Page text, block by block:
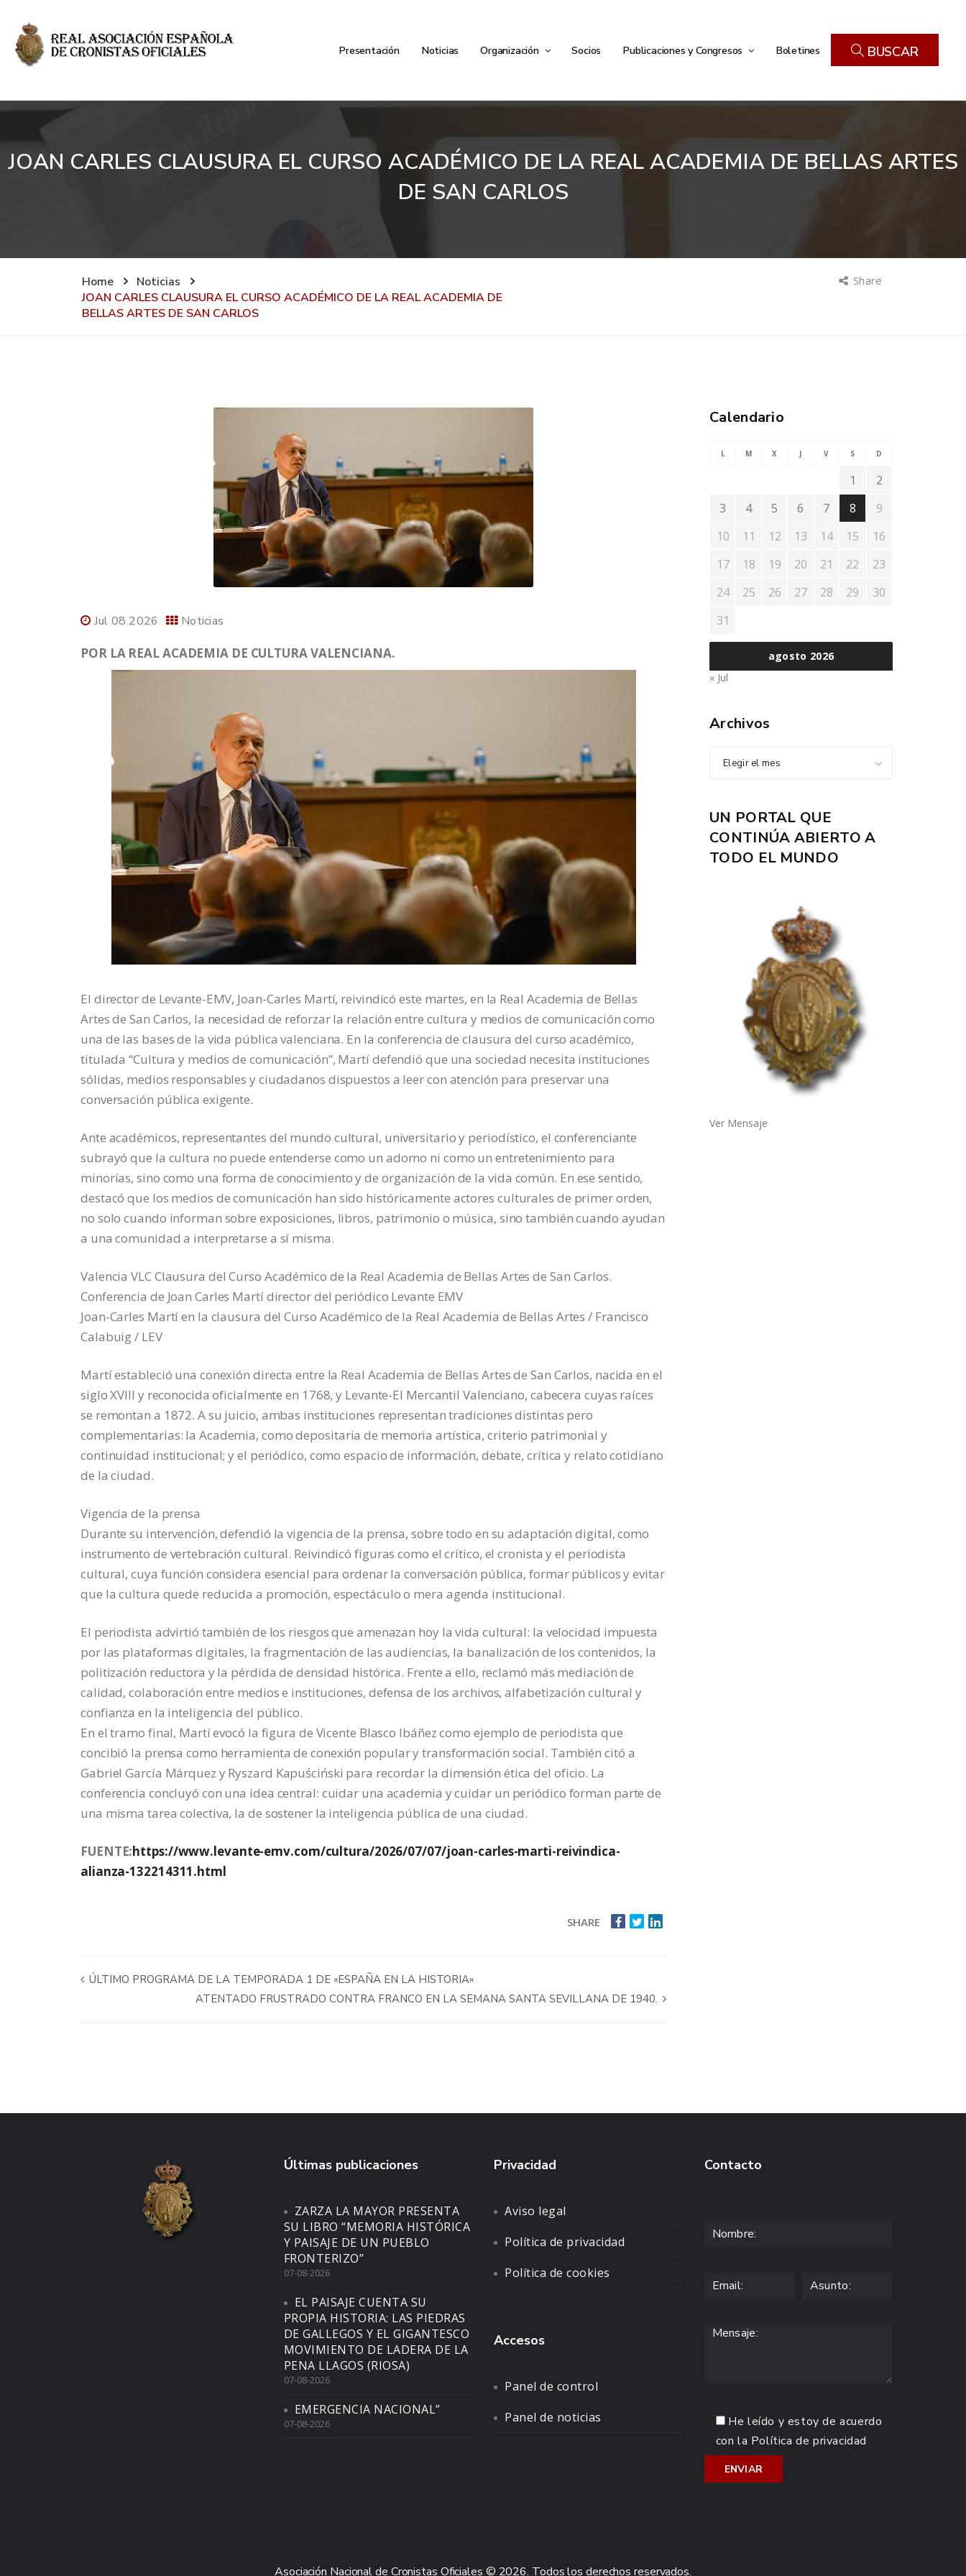
Presentación Noticias Organización Socios Publicaciones y Congresos Boletines BUSCAR
JOAN CARLES CLAUSURA EL CURSO ACADÉMICO DE LA REAL ACADEMIA DE BELLAS ARTES
DE SAN CARLOS
Home
Noticias
JOAN CARLES CLAUSURA EL CURSO ACADÉMICO DE LA REAL ACADEMIA DE
BELLAS ARTES DE SAN CARLOS
Share
Jul 08 2026 Noticias
POR LA REAL ACADEMIA DE CULTURA VALENCIANA.
El director de Levante-EMV, Joan-Carles Martí, reivindicó este martes, en la Real Academia de Bellas
Artes de San Carlos, la necesidad de reforzar la relación entre cultura y medios de comunicación como
una de las bases de la vida pública valenciana. En la conferencia de clausura del curso académico,
titulada “Cultura y medios de comunicación”, Martí defendió que una sociedad necesita instituciones
sólidas, medios responsables y ciudadanos dispuestos a leer con atención para preservar una
conversación pública exigente.
Ante académicos, representantes del mundo cultural, universitario y periodístico, el conferenciante
subrayó que la cultura no puede entenderse como un adorno ni como un entretenimiento para
minorías, sino como una forma de conocimiento y de organización de la vida común. En ese sentido,
destacó que los medios de comunicación han sido históricamente actores culturales de primer orden,
no solo cuando informan sobre exposiciones, libros, patrimonio o música, sino también cuando ayudan
a una comunidad a interpretarse a sí misma.
Valencia VLC Clausura del Curso Académico de la Real Academia de Bellas Artes de San Carlos.
Conferencia de Joan Carles Martí director del periódico Levante EMV
Joan-Carles Martí en la clausura del Curso Académico de la Real Academia de Bellas Artes / Francisco
Calabuig / LEV
Martí estableció una conexión directa entre la Real Academia de Bellas Artes de San Carlos, nacida en el
siglo XVIII y reconocida oficialmente en 1768, y Levante-El Mercantil Valenciano, cabecera cuyas raíces
se remontan a 1872. A su juicio, ambas instituciones representan tradiciones distintas pero
complementarias: la Academia, como depositaria de memoria artística, criterio patrimonial y
continuidad institucional; y el periódico, como espacio de información, debate, crítica y relato cotidiano
de la ciudad.
Vigencia de la prensa
Durante su intervención, defendió la vigencia de la prensa, sobre todo en su adaptación digital, como
instrumento de vertebración cultural. Reivindicó figuras como el crítico, el cronista y el periodista
cultural, cuya función considera esencial para ordenar la conversación pública, formar públicos y evitar
que la cultura quede reducida a promoción, espectáculo o mera agenda institucional.
El periodista advirtió también de los riesgos que amenazan hoy la vida cultural: la velocidad impuesta
por las plataformas digitales, la fragmentación de las audiencias, la banalización de los contenidos, la
politización reductora y la pérdida de densidad histórica. Frente a ello, reclamó más mediación de
calidad, colaboración entre medios e instituciones, defensa de los archivos, alfabetización cultural y
confianza en la inteligencia del público.
En el tramo final, Martí evocó la figura de Vicente Blasco Ibáñez como ejemplo de periodista que
concibió la prensa como herramienta de conexión popular y transformación social. También citó a
Gabriel García Márquez y Ryszard Kapuściński para recordar la dimensión ética del oficio. La
conferencia concluyó con una idea central: cuidar una academia y cuidar un periódico forman parte de
una misma tarea colectiva, la de sostener la inteligencia pública de una ciudad.
FUENTE:https://www.levante-emv.com/cultura/2026/07/07/joan-carles-marti-reivindica-
alianza-132214311.html
SHARE
ÚLTIMO PROGRAMA DE LA TEMPORADA 1 DE «ESPAÑA EN LA HISTORIA»
ATENTADO FRUSTRADO CONTRA FRANCO EN LA SEMANA SANTA SEVILLANA DE 1940.
Calendario
agosto 2026
L M X J V S D
1
2
3
4 5 6 7 8
9
10
11 12 13 14 15
16
17
18 19 20 21 22
23
24
25 26 27 28 29
30
31
« Jul
Archivos
Elegir el mes
UN PORTAL QUE
CONTINÚA ABIERTO A
TODO EL MUNDO
Ver Mensaje
Últimas publicaciones
ZARZA LA MAYOR PRESENTA
SU LIBRO “MEMORIA HISTÓRICA
Y PAISAJE DE UN PUEBLO
FRONTERIZO”
07-08-2026
EL PAISAJE CUENTA SU
PROPIA HISTORIA: LAS PIEDRAS
DE GALLEGOS Y EL GIGANTESCO
MOVIMIENTO DE LADERA DE LA
PENA LLAGOS (RIOSA)
07-08-2026
EMERGENCIA NACIONAL”
07-08-2026
Privacidad
Aviso legal
Política de privacidad
Política de cookies
Accesos
Panel de control
Panel de noticias
Contacto
He leído y estoy de acuerdo
con la Política de privacidad
Asociación Nacional de Cronistas Oficiales © 2026. Todos los derechos reservados.